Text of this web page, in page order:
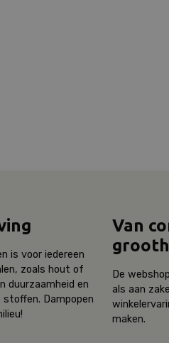
is voor iedereen
zoals hout of
duurzaamheid en
Dampopen
Van
De
als aan
maken.